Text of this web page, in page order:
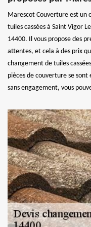
Marescot Couverture est un
tuiles cassées à Saint Vigor
14400. Il vous propose des
attentes, et cela à des prix
changement de tuiles
pièces de couverture se
sans engagement, vous